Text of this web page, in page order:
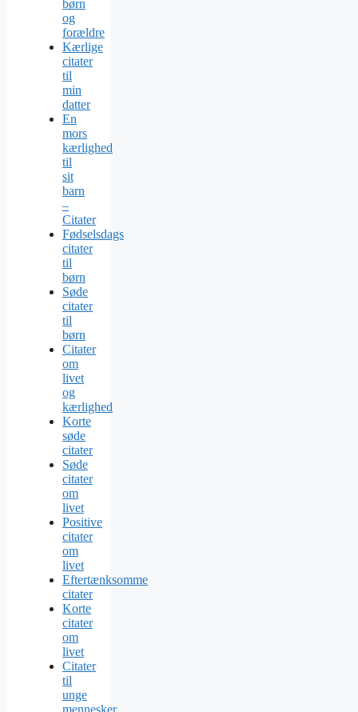
børn
og
forældre
Kærlige
citater
til
min
datter
En
mors
kærlighed
til
sit
barn
–
Citater
Fødselsdags
citater
til
børn
Søde
citater
til
børn
Citater
om
livet
og
kærlighed
Korte
søde
citater
Søde
citater
om
livet
Positive
citater
om
livet
Eftertænksomme
citater
Korte
citater
om
livet
Citater
til
unge
mennesker